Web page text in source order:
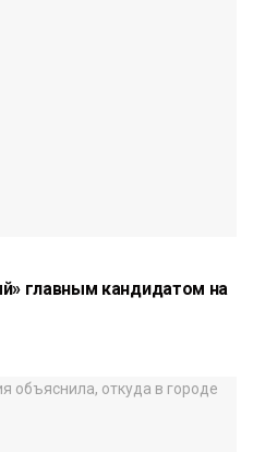
главным кандидатом на